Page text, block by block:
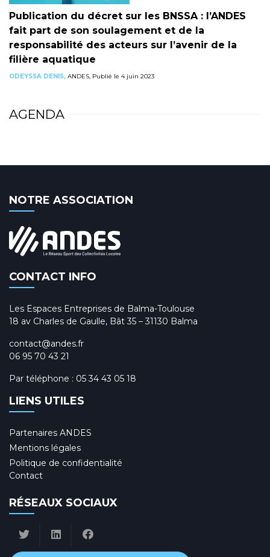
Publication du décret sur les BNSSA : l’ANDES
fait part de son soulagement et de la
responsabilité des acteurs sur l’avenir de la
filière aquatique
ODEYSSA DENIS, ANDES, Publié le 4 juin 2023
AGENDA
NOTRE ASSOCIATION
CONTACT INFO
Les Espaces Entreprises de Balma-Toulouse
18 av Charles de Gaulle, Bât 35 – 31130 Balma
contact@andes.fr
06 95 70 43 21
Par téléphone : 05 34 43 05 18
LIENS UTILES
Partenaires ANDES
Mentions légales
Politique de confidentialité
Contact
RÉSEAUX SOCIAUX